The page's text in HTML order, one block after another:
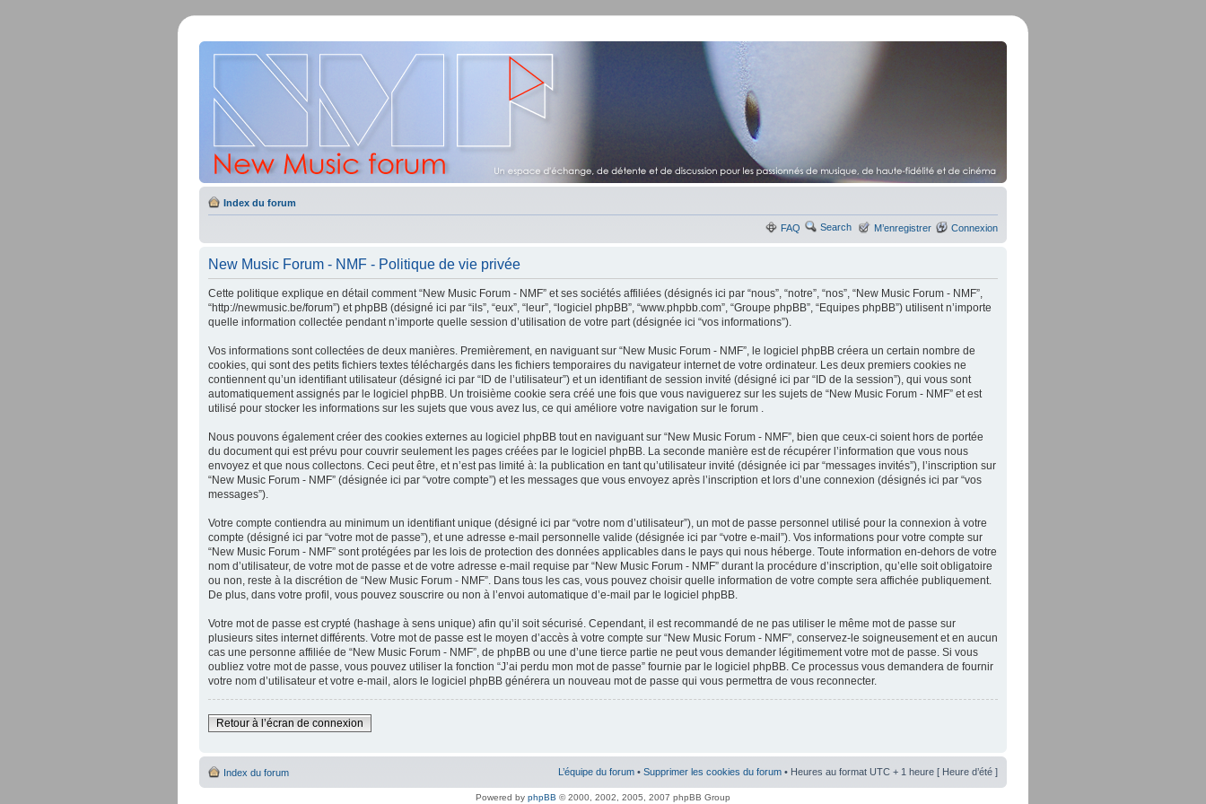
Index du forum
FAQ Search M’enregistrer Connexion
New Music Forum - NMF - Politique de vie privée
Cette politique explique en détail comment “New Music Forum - NMF” et ses sociétés affiliées (désignés ici par “nous”, “notre”, “nos”, “New Music Forum - NMF”,
“http://newmusic.be/forum”) et phpBB (désigné ici par “ils”, “eux”, “leur”, “logiciel phpBB”, “www.phpbb.com”, “Groupe phpBB”, “Equipes phpBB”) utilisent n’importe
quelle information collectée pendant n’importe quelle session d’utilisation de votre part (désignée ici “vos informations”).
Vos informations sont collectées de deux manières. Premièrement, en naviguant sur “New Music Forum - NMF”, le logiciel phpBB créera un certain nombre de
cookies, qui sont des petits fichiers textes téléchargés dans les fichiers temporaires du navigateur internet de votre ordinateur. Les deux premiers cookies ne
contiennent qu’un identifiant utilisateur (désigné ici par “ID de l’utilisateur”) et un identifiant de session invité (désigné ici par “ID de la session”), qui vous sont
automatiquement assignés par le logiciel phpBB. Un troisième cookie sera créé une fois que vous naviguerez sur les sujets de “New Music Forum - NMF” et est
utilisé pour stocker les informations sur les sujets que vous avez lus, ce qui améliore votre navigation sur le forum .
Nous pouvons également créer des cookies externes au logiciel phpBB tout en naviguant sur “New Music Forum - NMF”, bien que ceux-ci soient hors de portée
du document qui est prévu pour couvrir seulement les pages créées par le logiciel phpBB. La seconde manière est de récupérer l’information que vous nous
envoyez et que nous collectons. Ceci peut être, et n’est pas limité à: la publication en tant qu’utilisateur invité (désignée ici par “messages invités”), l’inscription sur
“New Music Forum - NMF” (désignée ici par “votre compte”) et les messages que vous envoyez après l’inscription et lors d’une connexion (désignés ici par “vos
messages”).
Votre compte contiendra au minimum un identifiant unique (désigné ici par “votre nom d’utilisateur”), un mot de passe personnel utilisé pour la connexion à votre
compte (désigné ici par “votre mot de passe”), et une adresse e-mail personnelle valide (désignée ici par “votre e-mail”). Vos informations pour votre compte sur
“New Music Forum - NMF” sont protégées par les lois de protection des données applicables dans le pays qui nous héberge. Toute information en-dehors de votre
nom d’utilisateur, de votre mot de passe et de votre adresse e-mail requise par “New Music Forum - NMF” durant la procédure d’inscription, qu’elle soit obligatoire
ou non, reste à la discrétion de “New Music Forum - NMF”. Dans tous les cas, vous pouvez choisir quelle information de votre compte sera affichée publiquement.
De plus, dans votre profil, vous pouvez souscrire ou non à l’envoi automatique d’e-mail par le logiciel phpBB.
Votre mot de passe est crypté (hashage à sens unique) afin qu’il soit sécurisé. Cependant, il est recommandé de ne pas utiliser le même mot de passe sur
plusieurs sites internet différents. Votre mot de passe est le moyen d’accès à votre compte sur “New Music Forum - NMF”, conservez-le soigneusement et en aucun
cas une personne affiliée de “New Music Forum - NMF”, de phpBB ou une d’une tierce partie ne peut vous demander légitimement votre mot de passe. Si vous
oubliez votre mot de passe, vous pouvez utiliser la fonction “J’ai perdu mon mot de passe” fournie par le logiciel phpBB. Ce processus vous demandera de fournir
votre nom d’utilisateur et votre e-mail, alors le logiciel phpBB générera un nouveau mot de passe qui vous permettra de vous reconnecter.
Retour à l’écran de connexion
Index du forum L’équipe du forum • Supprimer les cookies du forum • Heures au format UTC + 1 heure [ Heure d’été ]
Powered by phpBB © 2000, 2002, 2005, 2007 phpBB Group